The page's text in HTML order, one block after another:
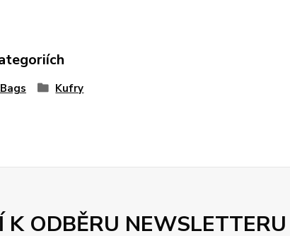
Kufry
K ODBĚRU NEWSLETTERU